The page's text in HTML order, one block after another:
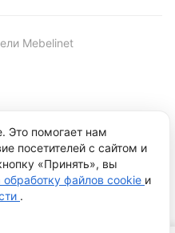
Mebelinet
контент
Это помогает нам
посетителей с сайтом и
«Принять», вы
обработку файлов cookie и
.